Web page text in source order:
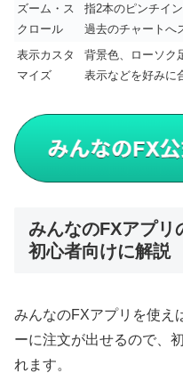
ズーム・ス
クロール
指2本のピンチイ
過去のチャートへ
表示カスタ
マイズ
背景色、ローソク
表示などを好みに
みんなのFXアプリ
初心者向けに解説
みんなのFXアプリを使え
ーに注文が出せるので、
れます。